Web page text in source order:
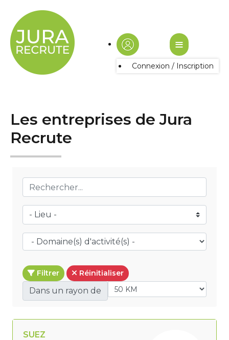
≡
Connexion / Inscription
Les entreprises de Jura
Recrute
Filtrer Réinitialiser
Dans un rayon de
SUEZ